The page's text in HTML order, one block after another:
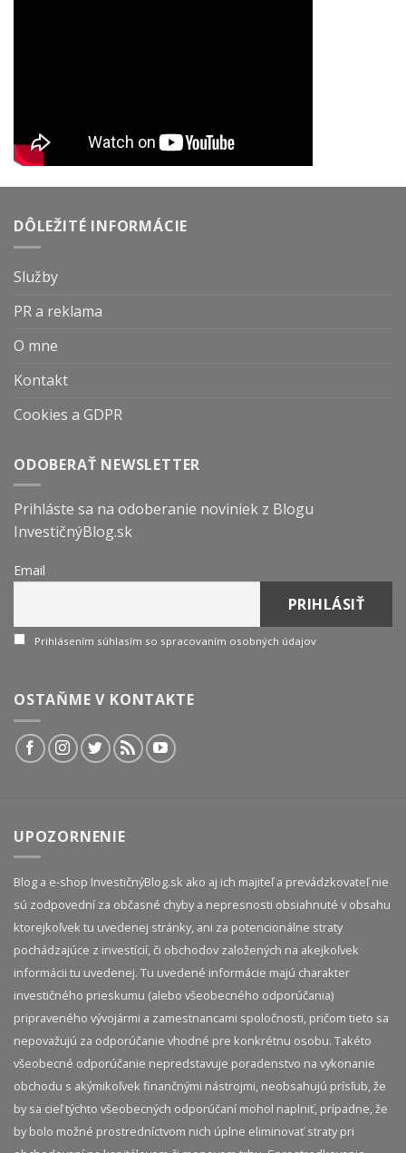
DÔLEŽITÉ INFORMÁCIE
Služby
PR a reklama
O mne
Kontakt
Cookies a GDPR
ODOBERAŤ NEWSLETTER
Prihláste sa na odoberanie noviniek z Blogu
InvestičnýBlog.sk
Email
Prihlásením súhlasím so spracovaním osobných údajov
OSTAŇME V KONTAKTE
UPOZORNENIE
Blog a e-shop InvestičnýBlog.sk ako aj ich majiteľ a prevádzkovateľ nie
sú zodpovední za občasné chyby a nepresnosti obsiahnuté v obsahu
ktorejkoľvek tu uvedenej stránky, ani za potencionálne straty
pochádzajúce z investícií, či obchodov založených na akejkoľvek
informácii tu uvedenej. Tu uvedené informácie majú charakter
investičného prieskumu (alebo všeobecného odporúčania)
pripraveného vývojármi a zamestnancami spoločnosti, pričom tieto sa
nepovažujú za odporúčanie vhodné pre konkrétnu osobu. Takéto
všeobecné odporúčanie nepredstavuje poradenstvo na vykonanie
obchodu s akýmikoľvek finančnými nástrojmi, neobsahujú prísľub, že
by sa cieľ týchto všeobecných odporúčaní mohol naplniť, prípadne, že
by bolo možné prostredníctvom nich úplne eliminovať straty pri